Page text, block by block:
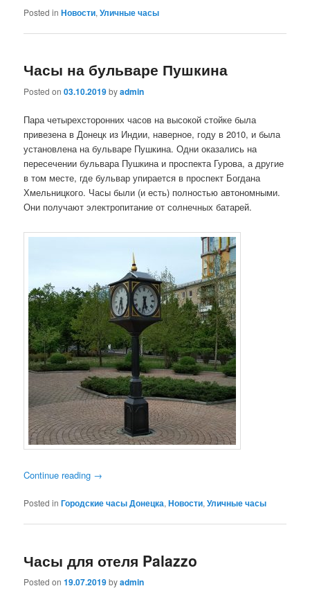
Posted in Новости,Уличные часы
Часы на бульваре Пушкина
Posted on03.10.2019byadmin
Пара четырехсторонних часов на высокой стойке была
привезена в Донецк из Индии, наверное, году в 2010, и была
установлена на бульваре Пушкина. Одни оказались на
пересечении бульвара Пушкина и проспекта Гурова, а другие
в том месте, где бульвар упирается в проспект Богдана
Хмельницкого. Часы были (и есть) полностью автономными.
Они получают электропитание от солнечных батарей.
Continue reading →
Posted in Городские часы Донецка,Новости,Уличные часы
Часы для отеля Palazzo
Posted on19.07.2019byadmin